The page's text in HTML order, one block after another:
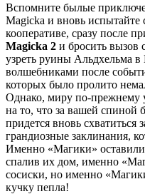
Вспомните былые
Magicka и вновь испытайте
кооперативе, сразу после
Magicka 2 и бросить вызов
узреть руины Альдхельма
волшебниками после
которых было пролито
Однако, миру по-прежнему
на то, что за вашей спиной
придется вновь
грандиозные заклинания,
Именно «Магики»
спалив их дом, именно
сосиски, но именно
кучку пепла!